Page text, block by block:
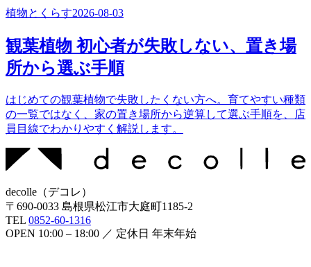
植物とくらす2026-08-03
観葉植物 初心者が失敗しない、置き場
所から選ぶ手順
はじめての観葉植物で失敗したくない方へ。育てやすい種類
の一覧ではなく、家の置き場所から逆算して選ぶ手順を、店
員目線でわかりやすく解説します。
decolle （デコレ ）
〒 690-0033 島根県松江市大庭町1185-2
TEL 0852-60-1316
OPEN 10:00 – 18:00 ／ 定休日 年末年始